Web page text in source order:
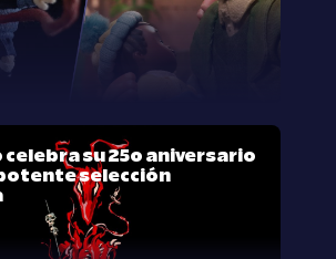
celebra su 25º aniversario
selección